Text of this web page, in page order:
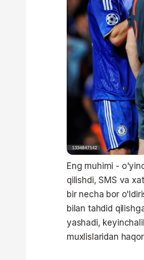
Eng muhimi -
qilishdi, SMS va
bir necha bor
bilan tahdid
yashadi,
muxlislaridan